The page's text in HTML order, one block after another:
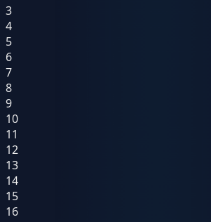
3
4
5
6
7
8
9
10
11
12
13
14
15
16